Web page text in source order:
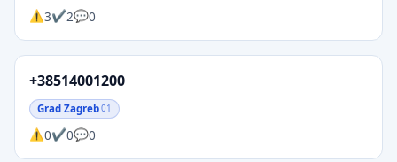
3 2 0
+38514001200
Grad Zagreb01
0 0 0